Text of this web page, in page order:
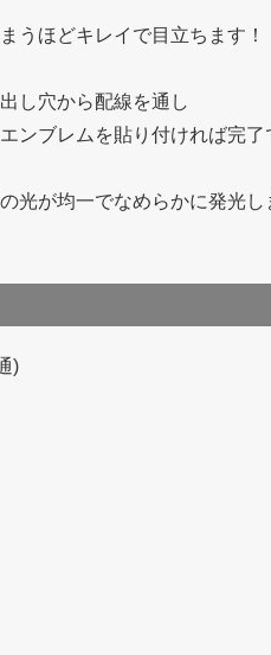
うほどキレイで目立ちます！
し穴から配線を通し
ンブレムを貼り付ければ完了
光が均一でなめらかに発光し
)